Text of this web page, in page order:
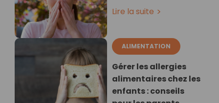
Lire la suite
ALIMENTATION
Gérer les allergies
alimentaires chez les
enfants : conseils